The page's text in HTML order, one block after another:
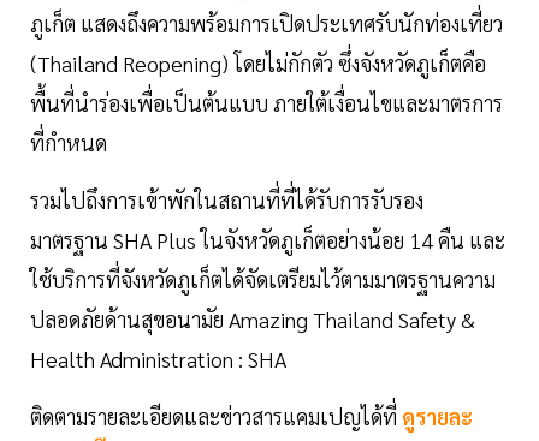
ภูเก็ต แสดงถึงความพร้อมการเปิดประเทศรับนักท่องเที่ยว
(Thailand Reopening) โดยไม่กักตัว ซึ่งจังหวัดภูเก็ตคือ
พื้นที่นำร่องเพื่อเป็นต้นแบบ ภายใต้เงื่อนไขและมาตรการ
ที่กำหนด
รวมไปถึงการเข้าพักในสถานที่ที่ได้รับการรับรอง
มาตรฐาน SHA Plus ในจังหวัดภูเก็ตอย่างน้อย 14 คืน และ
ใช้บริการที่จังหวัดภูเก็ตได้จัดเตรียมไว้ตามมาตรฐานความ
ปลอดภัยด้านสุขอนามัย Amazing Thailand Safety &
Health Administration : SHA
ติดตามรายละเอียดและข่าวสารแคมเปญได้ที่ ดูรายละ